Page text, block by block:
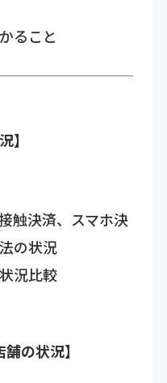
ること
】
触決済、スマホ決
の状況
況比較
の状況】